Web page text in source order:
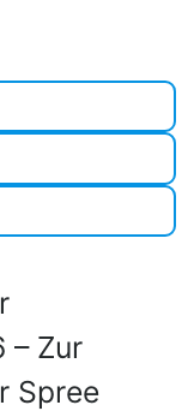
– Zur
Spree